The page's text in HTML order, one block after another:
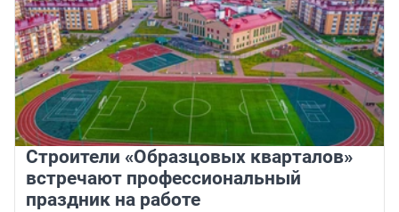
Строители «Образцовых кварталов»
встречают профессиональный
праздник на работе